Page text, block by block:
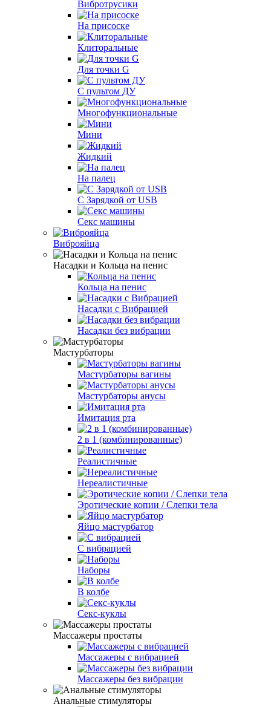
Вибротрусики
На присоске
Клиторальные
Для точки G
С пультом ДУ
Многофункциональные
Мини
Жидкий
На палец
С Зарядкой от USB
Секс машины
Виброяйца
Насадки и Кольца на пенис
Кольца на пенис
Насадки с Вибрацией
Насадки без вибрации
Мастурбаторы
Мастурбаторы вагины
Мастурбаторы анусы
Имитация рта
2 в 1 (комбинированные)
Реалистичные
Нереалистичные
Эротические копии / Слепки тела
Яйцо мастурбатор
С вибрацией
Наборы
В колбе
Секс-куклы
Массажеры простаты
Массажеры с вибрацией
Массажеры без вибрации
Анальные стимуляторы